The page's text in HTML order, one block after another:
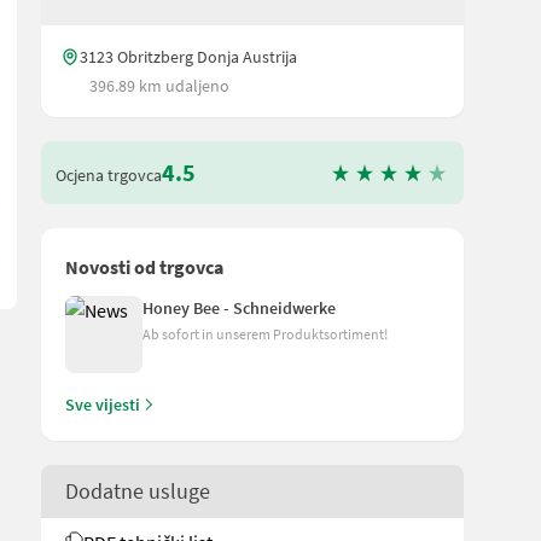
ZUGÖSE Warntafeln HYDRAULISCHES PICKUP-LIFTKIT
3123 Obritzberg Donja Austrija
396.89 km udaljeno
Ocjena trgovca4.5
Novosti od trgovca
Honey Bee - Schneidwerke
Ab sofort in unserem Produktsortiment!
Sve vijesti
Dodatne usluge